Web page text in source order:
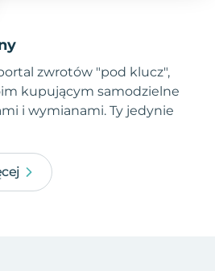
zwrotów "pod klucz",
kupującym samodzielne
i wymianami. Ty jedynie